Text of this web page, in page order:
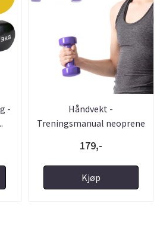
-
Håndvekt -
Treningsmanual neoprene
179,-
Kjøp